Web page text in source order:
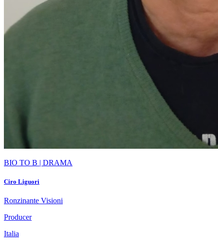
BIO TO B | DRAMA
Ciro Liguori
Ronzinante Visioni
Producer
Italia